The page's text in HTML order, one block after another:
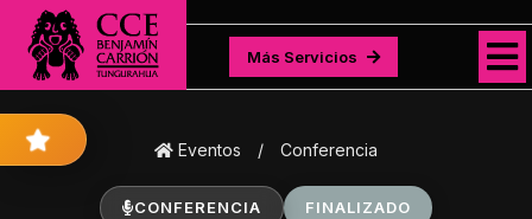
Más Servicios
Más Servicios
Eventos / Conferencia
CONFERENCIA FINALIZADO